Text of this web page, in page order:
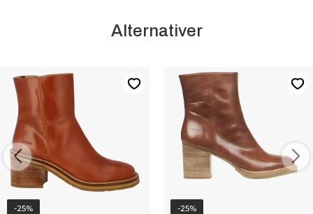
Alternativer
-25% -25%